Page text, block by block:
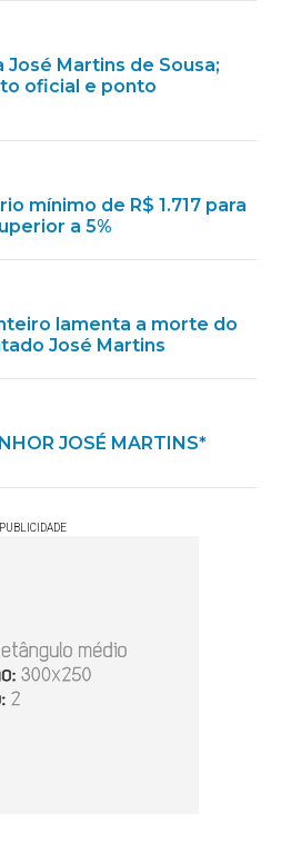
José Martins de Sousa;
oficial e ponto
mínimo de R$ 1.717 para
a 5%
lamenta a morte do
José Martins
JOSÉ MARTINS*
PUBLICIDADE